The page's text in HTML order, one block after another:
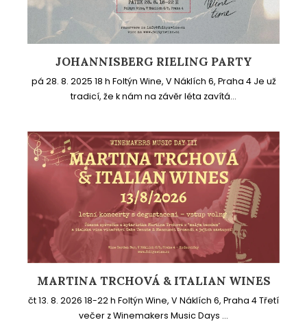
JOHANNISBERG RIELING PARTY
pá 28. 8. 2025 18 h Foltýn Wine, V Náklích 6, Praha 4 Je už
tradicí, že k nám na závěr léta zavítá...
MARTINA TRCHOVÁ & ITALIAN WINES
čt 13. 8. 2026 18-22 h Foltýn Wine, V Náklích 6, Praha 4 Třetí
večer z Winemakers Music Days ...